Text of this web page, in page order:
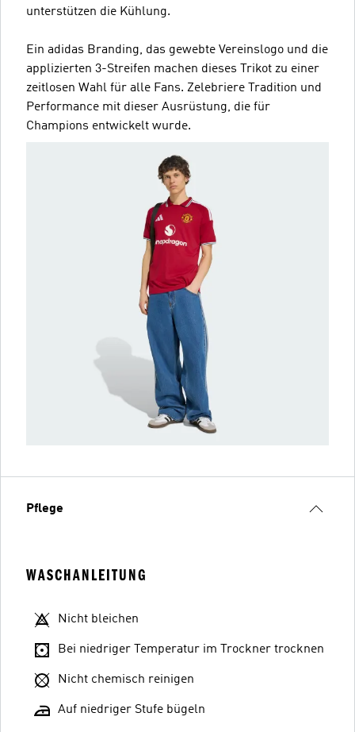
unterstützen die Kühlung.
Ein adidas Branding, das gewebte Vereinslogo und die
applizierten 3-Streifen machen dieses Trikot zu einer
zeitlosen Wahl für alle Fans. Zelebriere Tradition und
Performance mit dieser Ausrüstung, die für
Champions entwickelt wurde.
Pflege
WASCHANLEITUNG
Nicht bleichen
Bei niedriger Temperatur im Trockner trocknen
Nicht chemisch reinigen
Auf niedriger Stufe bügeln